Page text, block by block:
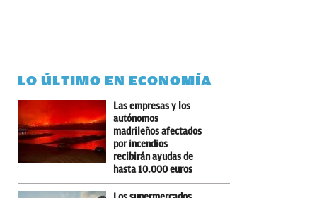
LO ÚLTIMO EN ECONOMÍA
Las empresas y los
autónomos
madrileños afectados
por incendios
recibirán ayudas de
hasta 10.000 euros